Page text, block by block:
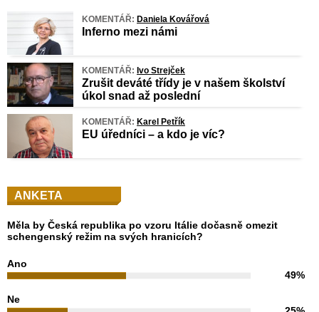
KOMENTÁŘ: Daniela Kovářová
Inferno mezi námi
KOMENTÁŘ: Ivo Strejček
Zrušit deváté třídy je v našem školství
úkol snad až poslední
KOMENTÁŘ: Karel Petřík
EU úředníci – a kdo je víc?
ANKETA
Měla by Česká republika po vzoru Itálie dočasně omezit
schengenský režim na svých hranicích?
Ano
49%
Ne